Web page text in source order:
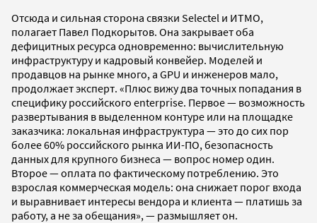
Отсюда и сильная сторона связки Selectel и ИТМО,
полагает Павел Подкорытов. Она закрывает оба
дефицитных ресурса одновременно: вычислительную
инфраструктуру и кадровый конвейер. Моделей и
продавцов на рынке много, а GPU и инженеров мало,
продолжает эксперт. «Плюс вижу два точных попадания в
специфику российского enterprise. Первое — возможность
развертывания в выделенном контуре или на площадке
заказчика: локальная инфраструктура — это до сих пор
более 60% российского рынка ИИ-ПО, безопасность
данных для крупного бизнеса — вопрос номер один.
Второе — оплата по фактическому потреблению. Это
взрослая коммерческая модель: она снижает порог входа
и выравнивает интересы вендора и клиента — платишь за
работу, а не за обещания», — размышляет он.